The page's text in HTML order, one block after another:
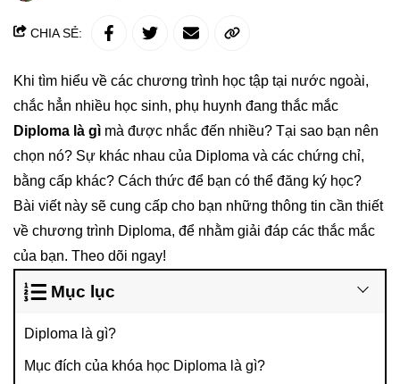
CHIA SẺ:
Khi tìm hiểu về các chương trình học tập tại nước ngoài,
chắc hẳn nhiều học sinh, phụ huynh đang thắc mắc
Diploma là gì mà được nhắc đến nhiều? Tại sao bạn nên
chọn nó? Sự khác nhau của Diploma và các chứng chỉ,
bằng cấp khác? Cách thức để bạn có thể đăng ký học?
Bài viết này sẽ cung cấp cho bạn những thông tin cần thiết
về chương trình Diploma, để nhằm giải đáp các thắc mắc
của bạn. Theo dõi ngay!
Mục lục
Diploma là gì?
Mục đích của khóa học Diploma là gì?